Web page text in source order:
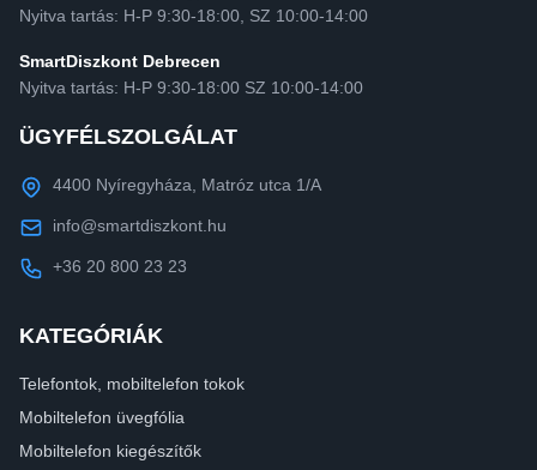
Nyitva tartás: H-P 9:30-18:00, SZ 10:00-14:00
SmartDiszkont Debrecen
Nyitva tartás: H-P 9:30-18:00 SZ 10:00-14:00
ÜGYFÉLSZOLGÁLAT
4400 Nyíregyháza, Matróz utca 1/A
info@smartdiszkont.hu
+36 20 800 23 23
KATEGÓRIÁK
Telefontok, mobiltelefon tokok
Mobiltelefon üvegfólia
Mobiltelefon kiegészítők